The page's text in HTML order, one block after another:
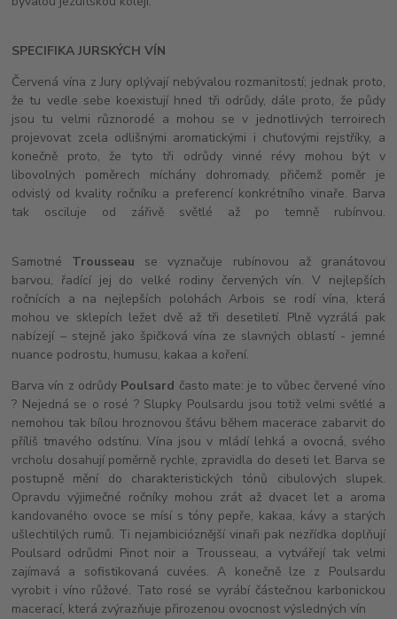
SPECIFIKA JURSKÝCH VÍN
Červená vína z Jury oplývají nebývalou rozmanitostí; jednak proto,
že tu vedle sebe koexistují hned tři odrůdy, dále proto, že půdy
jsou tu velmi různorodé a mohou se v jednotlivých terroirech
projevovat zcela odlišnými aromatickými i chuťovými rejstříky, a
konečně proto, že tyto tři odrůdy vinné révy mohou být v
libovolných poměrech míchány dohromady, přičemž poměr je
odvislý od kvality ročníku a preferencí konkrétního vinaře. Barva
tak osciluje od zářivě světlé až po temně rubínvou.
Samotné Trousseau se vyznačuje rubínovou až granátovou
barvou, řadící jej do velké rodiny červených vín. V nejlepších
ročnících a na nejlepších polohách Arbois se rodí vína, která
mohou ve sklepích ležet dvě až tři desetiletí. Plně vyzrálá pak
nabízejí – stejně jako špičková vína ze slavných oblastí - jemné
nuance podrostu, humusu, kakaa a koření.
Barva vín z odrůdy Poulsard často mate: je to vůbec červené víno
? Nejedná se o rosé ? Slupky Poulsardu jsou totiž velmi světlé a
nemohou tak bílou hroznovou šťávu během macerace zabarvit do
příliš tmavého odstínu. Vína jsou v mládí lehká a ovocná, svého
vrcholu dosahují poměrně rychle, zpravidla do deseti let. Barva se
postupně mění do charakteristických tónů cibulových slupek.
Opravdu výjimečné ročníky mohou zrát až dvacet let a aroma
kandovaného ovoce se mísí s tóny pepře, kakaa, kávy a starých
ušlechtilých rumů. Ti nejambicióznější vinaři pak nezřídka doplňují
Poulsard odrůdmi Pinot noir a Trousseau, a vytvářejí tak velmi
zajímavá a sofistikovaná cuvées. A konečně lze z Poulsardu
vyrobit i víno růžové. Tato rosé se vyrábí částečnou karbonickou
macerací, která zvýrazňuje přirozenou ovocnost výsledných vín